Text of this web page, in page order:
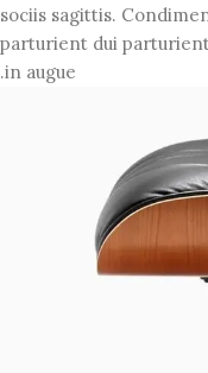
sociis sagittis.
parturient dui
in augue.